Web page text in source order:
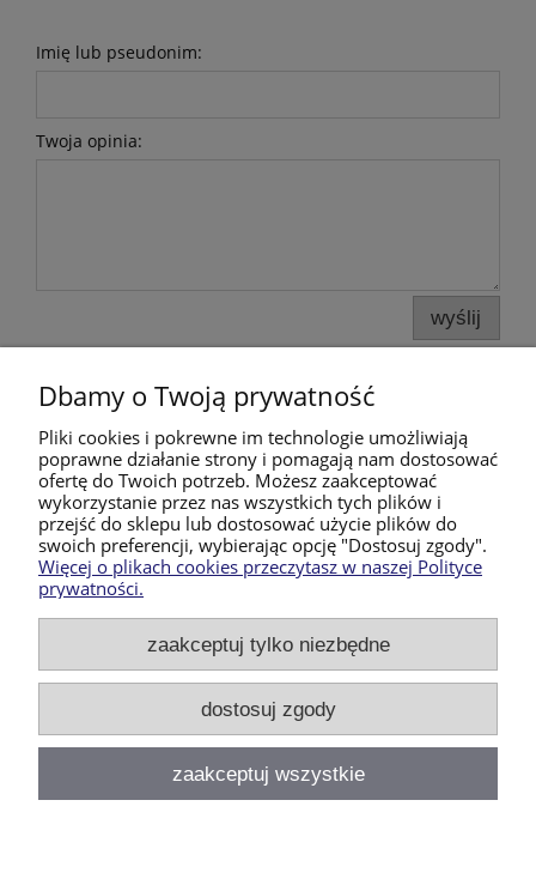
Imię lub pseudonim:
Twoja opinia:
wyślij
Pomoc
Moje konto
Płatności i dostawa
O nas
Produkty Handmade- plecaki, torebki i akcesoria szyte
w Polsce | Białogórzyno 42, 78-200 Białogard |
pasjaprzeplatane@gmail.com|784 226 058
6721802477 | REGON: 361967254
Dbamy o Twoją prywatność
Pliki cookies i pokrewne im technologie umożliwiają
poprawne działanie strony i pomagają nam dostosować
ofertę do Twoich potrzeb. Możesz zaakceptować
wykorzystanie przez nas wszystkich tych plików i
przejść do sklepu lub dostosować użycie plików do
swoich preferencji, wybierając opcję "Dostosuj zgody".
Więcej o plikach cookies przeczytasz w naszej Polityce
prywatności.
zaakceptuj tylko niezbędne
dostosuj zgody
zaakceptuj wszystkie